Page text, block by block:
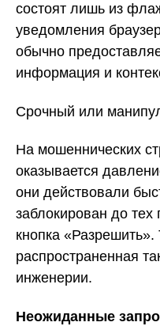
состоят лишь из
уведомления
обычно
информация и
Срочный или
На мошеннических
оказывается
они действовали
заблокирован до тех
кнопка
распространенная
инженерии.
Неожиданные